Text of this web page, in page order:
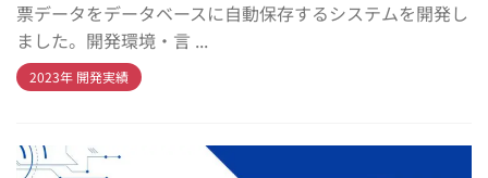
票データをデータベースに自動保存するシステムを開発し
ました。開発環境・言 ...
2023年 開発実績